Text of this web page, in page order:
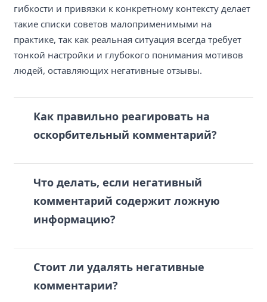
гибкости и привязки к конкретному контексту делает
такие списки советов малоприменимыми на
практике, так как реальная ситуация всегда требует
тонкой настройки и глубокого понимания мотивов
людей, оставляющих негативные отзывы.
Как правильно реагировать на
оскорбительный комментарий?
Что делать, если негативный
комментарий содержит ложную
информацию?
Стоит ли удалять негативные
комментарии?